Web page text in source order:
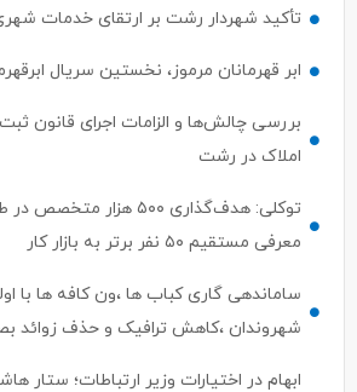
ابر قهرمانان مرموز، نخستین سریال
بررسی چالش‌ها و الزامات اجرای قانون
معرفی مستقیم ۵۰ نفر برتر به بازار کار
ساماندهی گاری کباب ها ،ون کافه ها با
شهروندان ،کاهش ترافیک و حذف زوائد
ابهام در اختیارات وزیر ارتباطات؛ ستار